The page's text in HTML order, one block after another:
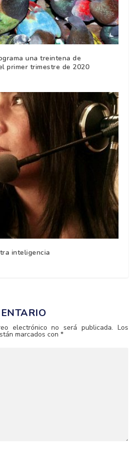
una treintena de
primer trimestre de 2020
inteligencia
electrónico no será publicada. Los
marcados con*